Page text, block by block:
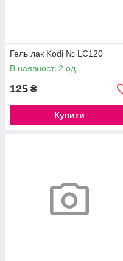
Гель лак Kodi № LC120
В наявності 2 од.
125 ₴
Купити